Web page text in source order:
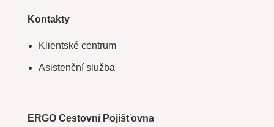
Kontakty
Klientské centrum
Asistenční služba
ERGO Cestovní Pojišťovna